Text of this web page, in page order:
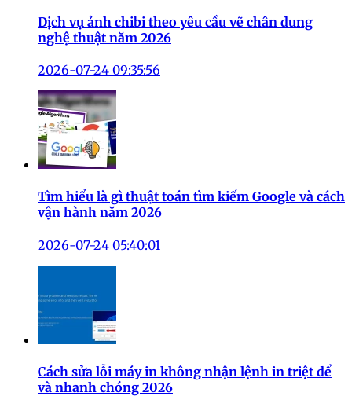
Dịch vụ ảnh chibi theo yêu cầu vẽ chân dung
nghệ thuật năm 2026
2026-07-24 09:35:56
Tìm hiểu là gì thuật toán tìm kiếm Google và cách
vận hành năm 2026
2026-07-24 05:40:01
Cách sửa lỗi máy in không nhận lệnh in triệt để
và nhanh chóng 2026